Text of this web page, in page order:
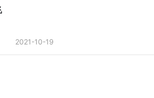
2021-10-19